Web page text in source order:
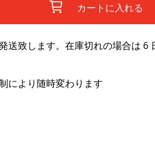
カートに入れる
送致します。在庫切れの場合は 6
により随時変わります